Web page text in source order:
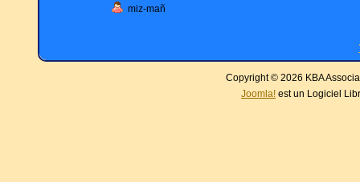
miz-mañ
Copyright © 2026 KBA
Joomla! est un Logiciel